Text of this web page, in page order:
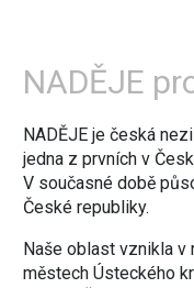
NADĚJE
NADĚJE je česká
jedna z prvních v
V současné době
České republiky.
Naše oblast vznikla
městech Ústeckého